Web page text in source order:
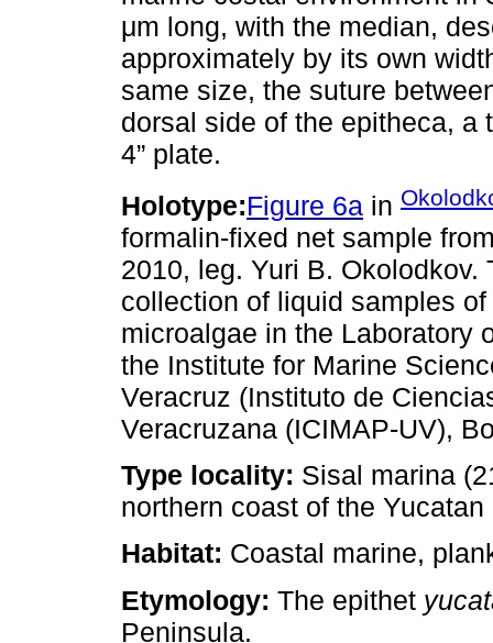
μm long, with the median,
approximately by its own
same size, the suture
dorsal side of the epitheca, a
4” plate.
Holotype:Figure 6a in
formalin-fixed net sample
2010, leg. Yuri B.
collection of liquid samples
microalgae in the Laboratory
the Institute for Marine
Veracruz (Instituto de
Veracruzana (ICIMAP-UV),
Type locality: Sisal marina
northern coast of the
Habitat: Coastal marine,
Etymology: The epithet
Peninsula.